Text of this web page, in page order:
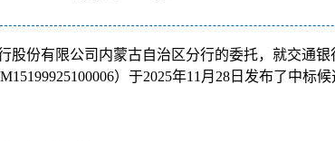
股份有限公司内蒙古自治区分行的委托，就交通
）于2025年11月28日 发布了中标